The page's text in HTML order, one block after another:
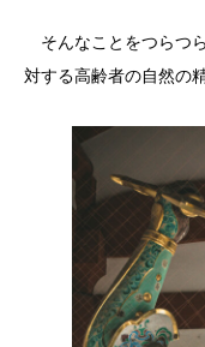
そんなことをつらつ
対する高齢者の自然の